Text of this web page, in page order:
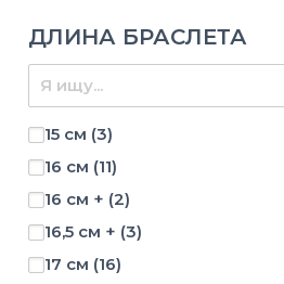
65-70 мм
70-75 мм
3,5 мм(8)
3,5-4 мм
4 мм(3)
4,5 мм(4)
5 мм (4)
5,5 мм(6)
6 мм(3)
6,5 мм(3)
ДЛИНА БРАСЛЕТА
15 см (3)
16 см (11)
16 см + (2)
16,5 см + (3)
17 см (16)